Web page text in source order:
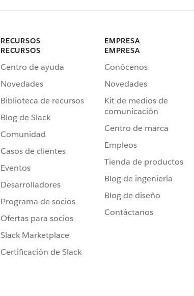
RECURSOS
RECURSOS
Centro de ayuda
Novedades
Biblioteca de recursos
Blog de Slack
Comunidad
Casos de clientes
Eventos
Desarrolladores
Programa de socios
Ofertas para socios
Slack Marketplace
Certificación de Slack
EMPRESA
EMPRESA
Conócenos
Novedades
Kit de medios de
comunicación
Centro de marca
Empleos
Tienda de productos
Blog de ingeniería
Blog de diseño
Contáctanos